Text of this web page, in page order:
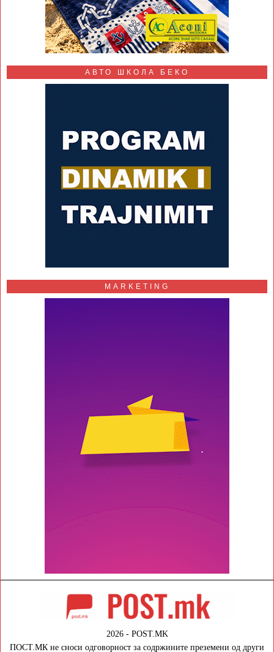
АВТО ШКОЛА БЕКО
MARKETING
2026 - POST.MK
ПОСТ.МК не сноси одговорност за содржините преземени од други